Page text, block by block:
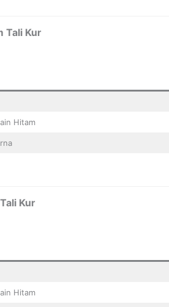
Tali Kur
Hitam
Kur
Hitam